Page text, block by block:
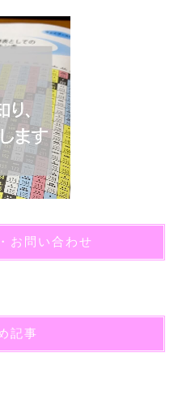
お問い合わせ
記事